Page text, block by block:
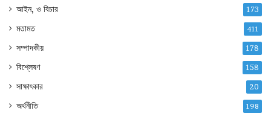
আইন, ও বিচার 173
মতামত 411
সম্পাদকীয় 178
বিশ্লেষণ 158
সাক্ষাৎকার 20
অর্থনীতি 198